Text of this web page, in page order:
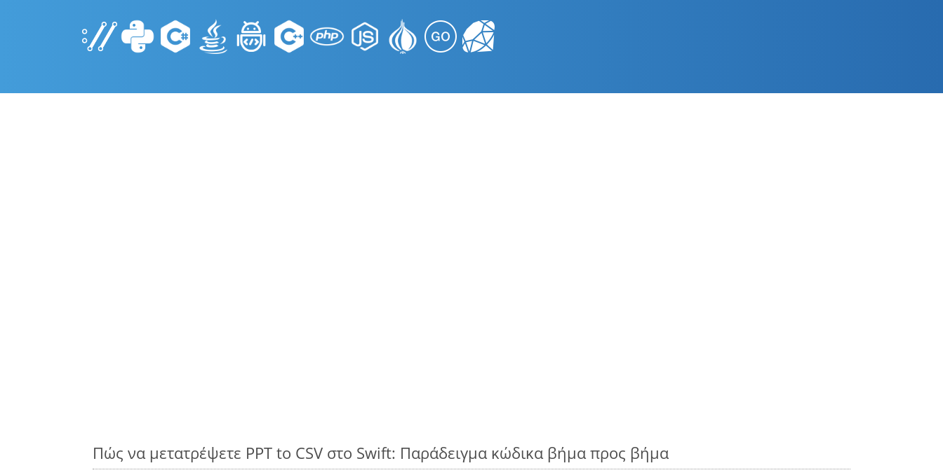
Πώς να μετατρέψετε PPT to CSV στο Swift: Παράδειγμα κώδικα βήμα προς βήμα